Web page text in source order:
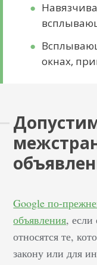
окнах,
Google по-
объявления,
относятся те,
закону или для